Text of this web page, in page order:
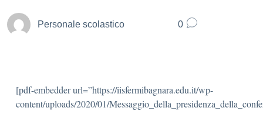
Personale scolastico 0
[pdf-embedder url=”https://iisfermibagnara.edu.it/wp-
content/uploads/2020/01/